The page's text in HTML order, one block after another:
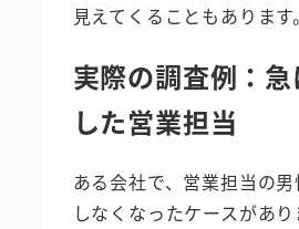
見えてくることもあります。
実際の調査例：
した営業担当
ある会社で、営業担当の
しなくなったケースがあ